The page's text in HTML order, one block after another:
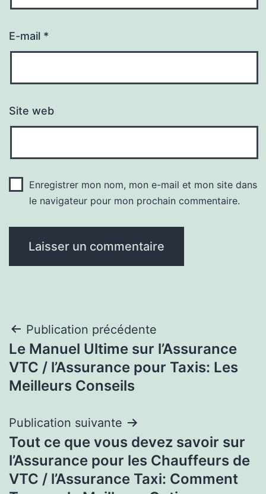
E-mail *
Site web
Enregistrer mon nom, mon e-mail et mon site dans
le navigateur pour mon prochain commentaire.
Navigation
de
l’article
Publication précédente
Le Manuel Ultime sur l’Assurance
VTC / l’Assurance pour Taxis: Les
Meilleurs Conseils
Publication suivante
Tout ce que vous devez savoir sur
l’Assurance pour les Chauffeurs de
VTC / l’Assurance Taxi: Comment